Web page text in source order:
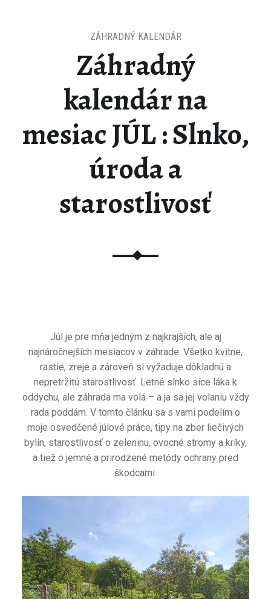
Záhradný
kalendár na
mesiac JÚL : Slnko,
úroda a
starostlivosť
ZÁHRADNÝ KALENDÁR
Júl je pre mňa jedným z najkrajších, ale aj
najnáročnejších mesiacov v záhrade. Všetko kvitne,
rastie, zreje a zároveň si vyžaduje dôkladnú a
nepretržitú starostlivosť. Letné slnko síce láka k
oddychu, ale záhrada ma volá – a ja sa jej volaniu vždy
rada poddám. V tomto článku sa s vami podelím o
moje osvedčené júlové práce, tipy na zber liečivých
bylín, starostlivosť o zeleninu, ovocné stromy a kríky,
a tiež o jemné a prirodzené metódy ochrany pred
škodcami.